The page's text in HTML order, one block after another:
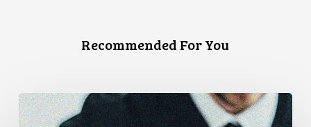
Recommended For You
La
Cour